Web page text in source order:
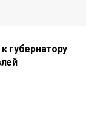
губернатору